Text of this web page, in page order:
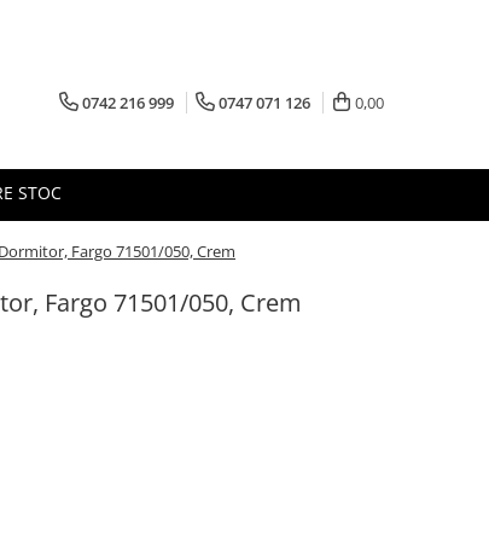
0742 216 999 0747 071 126 0,00
STOC
Fargo 71501/050, Crem
Fargo 71501/050, Crem